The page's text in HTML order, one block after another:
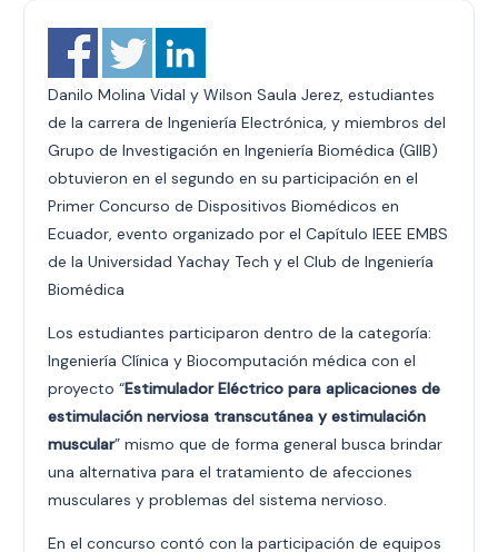
Danilo Molina Vidal y Wilson Saula Jerez, estudiantes
de la carrera de Ingeniería Electrónica, y miembros del
Grupo de Investigación en Ingeniería Biomédica (GIIB)
obtuvieron en el segundo en su participación en el
Primer Concurso de Dispositivos Biomédicos en
Ecuador, evento organizado por el Capítulo IEEE EMBS
de la Universidad Yachay Tech y el Club de Ingeniería
Biomédica
Los estudiantes participaron dentro de la categoría:
Ingeniería Clínica y Biocomputación médica con el
proyecto “Estimulador Eléctrico para aplicaciones de
estimulación nerviosa transcutánea y estimulación
muscular” mismo que de forma general busca brindar
una alternativa para el tratamiento de afecciones
musculares y problemas del sistema nervioso.
En el concurso contó con la participación de equipos